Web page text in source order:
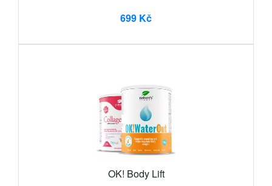
699 Kč
OK! Body Lift